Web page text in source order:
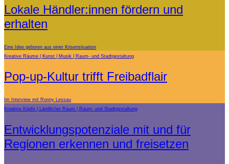
Lokale Händler:innen fördern und
erhalten
Eine Idee geboren aus einer Krisensituation
Kreative Räume
Kunst Musik Raum- und Stadtgestaltung
Pop-up-Kultur trifft Freibadflair
Im Interview mit Ronny Lessau
Kreative Köpfe
Ländlicher Raum Raum- und Stadtgestaltung
Entwicklungspotenziale mit und für
Regionen erkennen und freisetzen